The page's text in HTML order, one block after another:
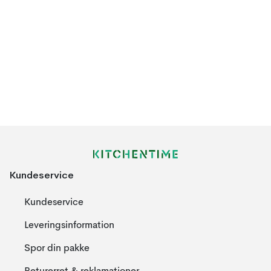
Kundeservice
Kundeservice
Leveringsinformation
Spor din pakke